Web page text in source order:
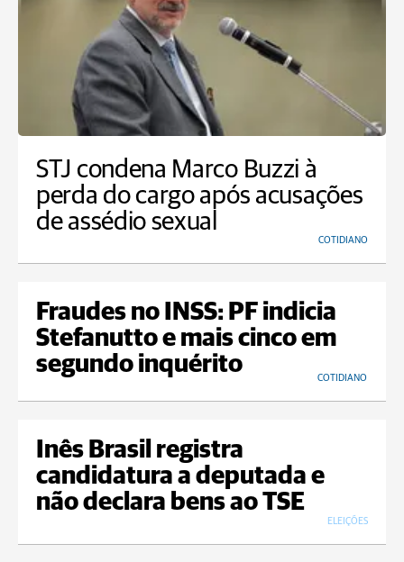
STJ condena Marco Buzzi à
perda do cargo após acusações
de assédio sexual
COTIDIANO
Fraudes no INSS: PF indicia
Stefanutto e mais cinco em
segundo inquérito
COTIDIANO
Inês Brasil registra
candidatura a deputada e
não declara bens ao TSE
ELEIÇÕES